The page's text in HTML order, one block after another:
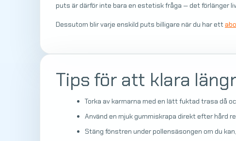
puts är därför inte bara en estetisk fråga — det förlänger
Dessutom blir varje enskild puts billigare när du har ett
Tips för att klara
Torka av karmarna med en lätt fuktad trasa då
Använd en mjuk gummiskrapa direkt efter hård
Stäng fönstren under pollensäsongen om du